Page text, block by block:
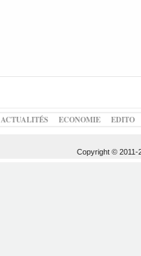
ACTUALITÉS ECONOMIE EDITO
Copyright © 2011-